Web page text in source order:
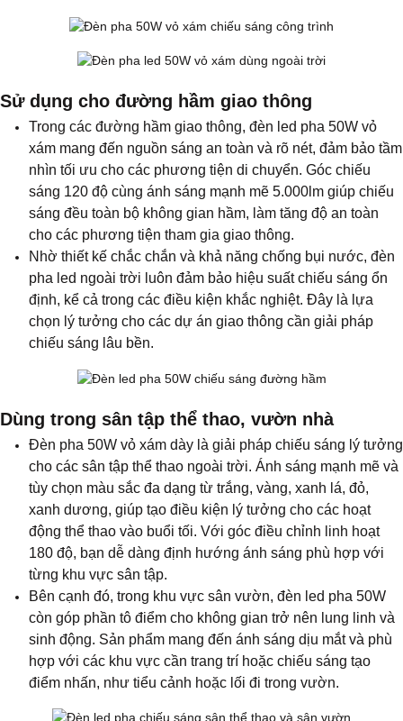
Sử dụng cho đường hầm giao thông
Trong các đường hầm giao thông, đèn led pha 50W vỏ
xám mang đến nguồn sáng an toàn và rõ nét, đảm bảo tầm
nhìn tối ưu cho các phương tiện di chuyển. Góc chiếu
sáng 120 độ cùng ánh sáng mạnh mẽ 5.000lm giúp chiếu
sáng đều toàn bộ không gian hầm, làm tăng độ an toàn
cho các phương tiện tham gia giao thông.
Nhờ thiết kế chắc chắn và khả năng chống bụi nước, đèn
pha led ngoài trời luôn đảm bảo hiệu suất chiếu sáng ổn
định, kể cả trong các điều kiện khắc nghiệt. Đây là lựa
chọn lý tưởng cho các dự án giao thông cần giải pháp
chiếu sáng lâu bền.
Dùng trong sân tập thể thao, vườn nhà
Đèn pha 50W vỏ xám dày là giải pháp chiếu sáng lý tưởng
cho các sân tập thể thao ngoài trời. Ánh sáng mạnh mẽ và
tùy chọn màu sắc đa dạng từ trắng, vàng, xanh lá, đỏ,
xanh dương, giúp tạo điều kiện lý tưởng cho các hoạt
động thể thao vào buổi tối. Với góc điều chỉnh linh hoạt
180 độ, bạn dễ dàng định hướng ánh sáng phù hợp với
từng khu vực sân tập.
Bên cạnh đó, trong khu vực sân vườn, đèn led pha 50W
còn góp phần tô điểm cho không gian trở nên lung linh và
sinh động. Sản phẩm mang đến ánh sáng dịu mắt và phù
hợp với các khu vực cần trang trí hoặc chiếu sáng tạo
điểm nhấn, như tiểu cảnh hoặc lối đi trong vườn.